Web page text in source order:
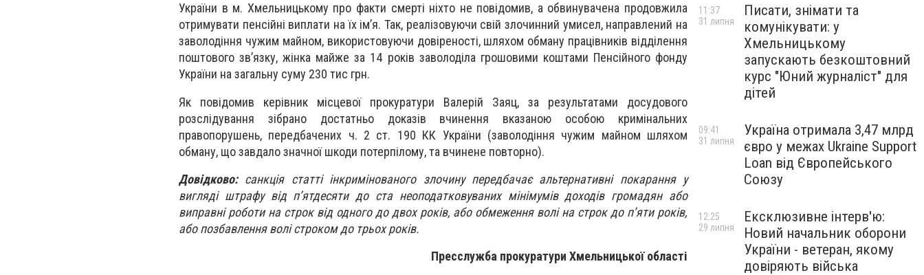
України в м. Хмельницькому про факти смерті ніхто не повідомив, а обвинувачена продовжила
отримувати пенсійні виплати на їх ім’я. Так, реалізовуючи свій злочинний умисел, направлений на
заволодіння чужим майном, використовуючи довіреності, шляхом обману працівників відділення
поштового зв’язку, жінка майже за 14 років заволоділа грошовими коштами Пенсійного фонду
України на загальну суму 230 тис грн.
Як повідомив керівник місцевої прокуратури Валерій Заяц, за результатами досудового
розслідування зібрано достатньо доказів вчинення вказаною особою кримінальних
правопорушень, передбачених ч. 2 ст. 190 КК України (заволодіння чужим майном шляхом
обману, що завдало значної шкоди потерпілому, та вчинене повторно).
Довідково: санкція статті інкримінованого злочину передбачає альтернативні покарання у
вигляді штрафу від п’ятдесяти до ста неоподатковуваних мінімумів доходів громадян або
виправні роботи на строк від одного до двох років, або обмеження волі на строк до п’яти років,
або позбавлення волі строком до трьох років.
Пресслужба прокуратури Хмельницької області
Писати, знімати та
комунікувати: у
Хмельницькому
запускають безкоштовний
курс "Юний журналіст" для
дітей
11:37
31 липня
Україна отримала 3,47 млрд
євро у межах Ukraine Support
Loan від Європейського
Союзу
09:41
31 липня
Ексклюзивне інтерв'ю:
Новий начальник оборони
України - ветеран, якому
довіряють війська
12:25
29 липня